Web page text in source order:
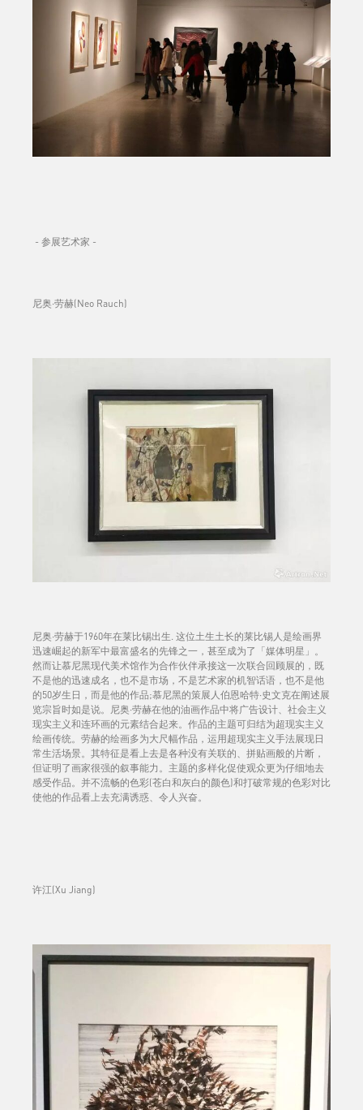
- 参展艺术家 -
尼奥·劳赫(Neo Rauch)
尼奥·劳赫于1960年在莱比锡出生. 这位土生土长的莱比锡人是绘画界
迅速崛起的新军中最富盛名的先锋之一，甚至成为了「媒体明星」。
然而让慕尼黑现代美术馆作为合作伙伴承接这一次联合回顾展的，既
不是他的迅速成名，也不是市场，不是艺术家的机智话语，也不是他
的50岁生日，而是他的作品;慕尼黑的策展人伯恩哈特·史文克在阐述展
览宗旨时如是说。尼奥·劳赫在他的油画作品中将广告设计、社会主义
现实主义和连环画的元素结合起来。作品的主题可归结为超现实主义
绘画传统。劳赫的绘画多为大尺幅作品，运用超现实主义手法展现日
常生活场景。其特征是看上去是各种没有关联的、拼贴画般的片断，
但证明了画家很强的叙事能力。主题的多样化促使观众更为仔细地去
感受作品。并不流畅的色彩(苍白和灰白的颜色)和打破常规的色彩对比
使他的作品看上去充满诱惑、令人兴奋。
许江(Xu Jiang)